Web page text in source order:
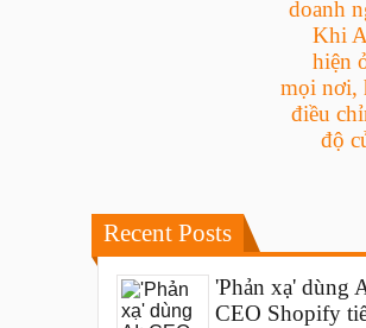
doanh
Khi
hiện
mọi nơi,
điều
độ
Recent Posts
'Phản xạ' dùng
CEO Shopify